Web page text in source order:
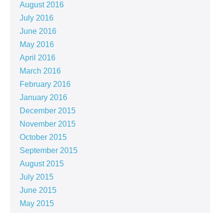
August 2016
July 2016
June 2016
May 2016
April 2016
March 2016
February 2016
January 2016
December 2015
November 2015
October 2015
September 2015
August 2015
July 2015
June 2015
May 2015